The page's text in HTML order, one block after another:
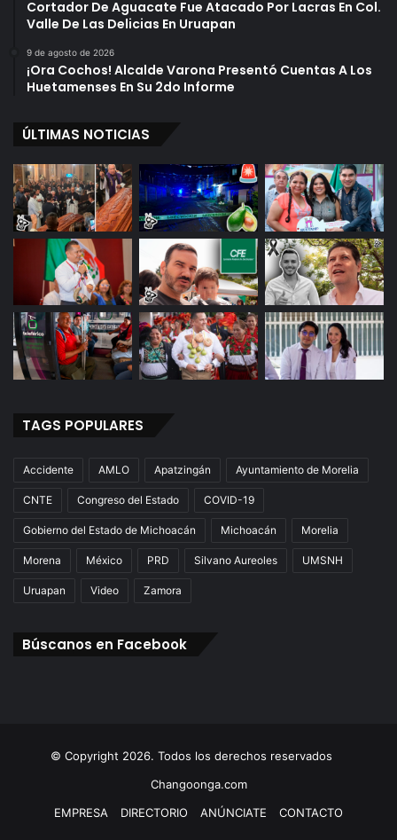
Cortador De Aguacate Fue Atacado Por Lacras En Col.
Valle De Las Delicias En Uruapan
9 de agosto de 2026
¡Ora Cochos! Alcalde Varona Presentó Cuentas A Los
Huetamenses En Su 2do Informe
ÚLTIMAS NOTICIAS
TAGS POPULARES
Accidente AMLO Apatzingán Ayuntamiento de Morelia
CNTE Congreso del Estado COVID-19
Gobierno del Estado de Michoacán Michoacán Morelia
Morena México PRD Silvano Aureoles UMSNH
Uruapan Video Zamora
Búscanos en Facebook
© Copyright 2026. Todos los derechos reservados
Changoonga.com
EMPRESA
DIRECTORIO ANÚNCIATE CONTACTO